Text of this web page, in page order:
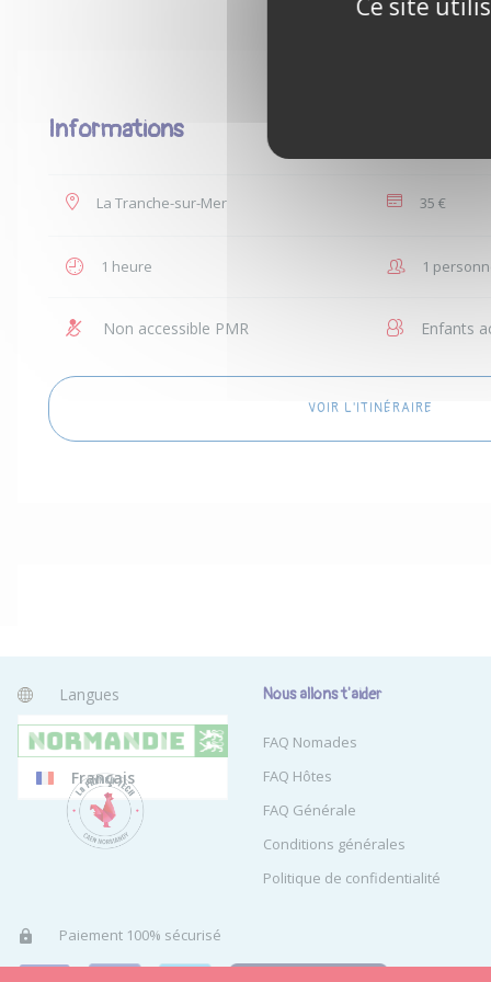
Informations
La Tranche-sur-Mer 35 €
1 heure 1
Non accessible PMR Enfants
VOIR L'ITINÉRAIRE
Langues
Anglais
Français
Nous allons t'aider
FAQ Nomades
FAQ Hôtes
FAQ Générale
Conditions générales
Politique de confidentialité
Paiement 100% sécurisé